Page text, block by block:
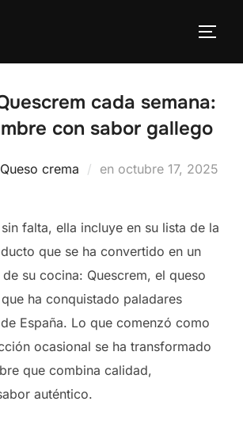
cada semana:
con sabor gallego
Queso crema en Publicado
octubre 17, 2025
falta, ella incluye en su lista de la
que se ha convertido en un
su cocina: Quescrem, el queso
ha conquistado paladares
España. Lo que comenzó como
ocasional se ha transformado
que combina calidad,
auténtico.